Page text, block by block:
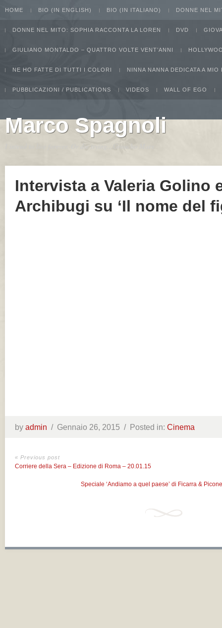
HOME BIO (IN ENGLISH) BIO (IN ITALIANO) DONNE NEL
DONNE NEL MITO: SOPHIA RACCONTA LA LOREN DVD
GIULIANO MONTALDO – QUATTRO VOLTE VENT’ANNI
NE HO FATTE DI TUTTI I COLORI NINNA NANNA DEDICATA A MIO
PUBBLICAZIONI / PUBLICATIONS VIDEOS WALL OF EGO
Marco Spagnoli
Intervista a Valeria Golino
Archibugi su ‘Il nome del
by admin / Gennaio 26, 2015 / Posted in: Cinema
« Previous post
Corriere della Sera – Edizione di Roma – 20.01.15
Speciale ‘Andiamo a quel paese’ di Ficarra &